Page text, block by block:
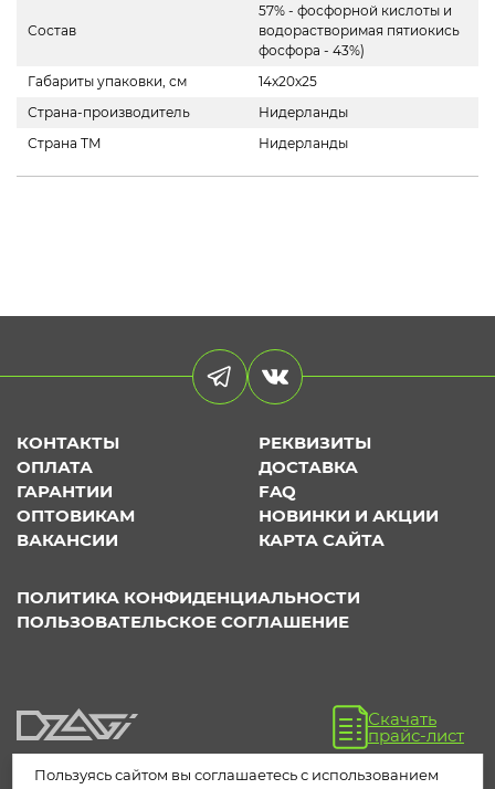
Состав
57% - фосфорной кислоты и
водорастворимая пятиокись
фосфора - 43%)
Габариты упаковки, см
14х20х25
Страна-производитель
Нидерланды
Страна ТМ
Нидерланды
КОНТАКТЫ
РЕКВИЗИТЫ
ОПЛАТА
ДОСТАВКА
ГАРАНТИИ
FAQ
ОПТОВИКАМ
НОВИНКИ И АКЦИИ
ВАКАНСИИ
КАРТА САЙТА
ПОЛИТИКА КОНФИДЕНЦИАЛЬНОСТИ
ПОЛЬЗОВАТЕЛЬСКОЕ СОГЛАШЕНИЕ
Скачать
прайс-лист
Пользуясь сайтом вы соглашаетесь с использованием